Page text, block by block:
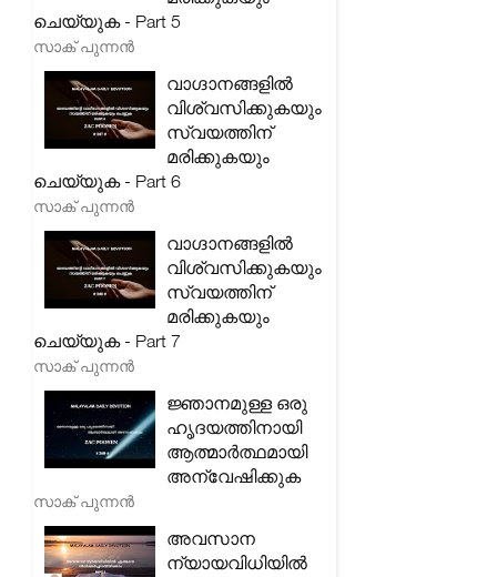
ചെയ്യുക - Part 5
സാക് പുന്നൻ
വാഗ്ദാനങ്ങളിൽ
വിശ്വസിക്കുകയും
സ്വയത്തിന്
മരിക്കുകയും
ചെയ്യുക - Part 6
സാക് പുന്നൻ
വാഗ്ദാനങ്ങളിൽ
വിശ്വസിക്കുകയും
സ്വയത്തിന്
മരിക്കുകയും
ചെയ്യുക - Part 7
സാക് പുന്നൻ
ജ്ഞാനമുള്ള ഒരു
ഹൃദയത്തിനായി
ആത്മാർത്ഥമായി
അന്വേഷിക്കുക
സാക് പുന്നൻ
അവസാന
ന്യായവിധിയിൽ